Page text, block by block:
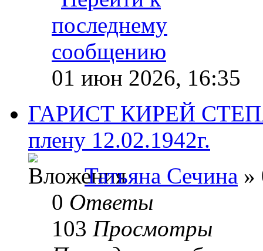
01 июн 2026, 16:35
ГАРИСТ КИРЕЙ
плену 12.02.1942г.
Татьяна Сечина »
0 Ответы
103 Просмотры